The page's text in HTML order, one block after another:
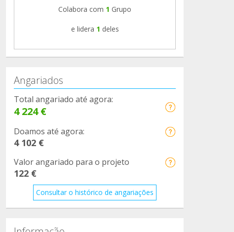
Colabora com 1 Grupo
e lidera 1 deles
Angariados
Total angariado até agora:
4 224 €
Doamos até agora:
4 102 €
Valor angariado para o projeto
122 €
Consultar o histórico de angariações